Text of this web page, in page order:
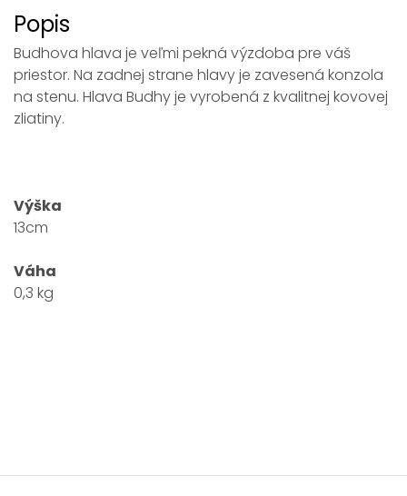
Popis
Budhova hlava je veľmi pekná výzdoba pre váš
priestor. Na zadnej strane hlavy je zavesená konzola
na stenu. Hlava Budhy je vyrobená z kvalitnej kovovej
zliatiny.
Výška
13cm
Váha
0,3 kg